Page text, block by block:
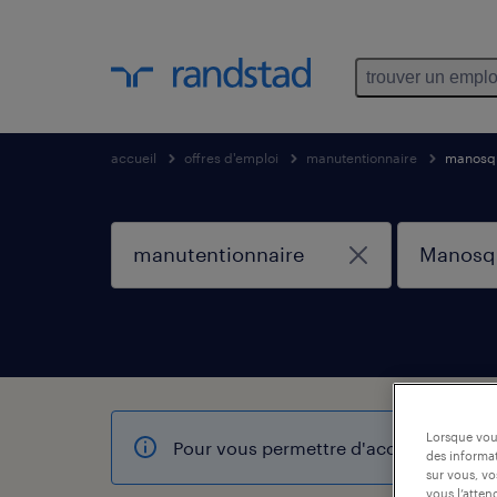
trouver un
accueil offres d'emploi manutentionnaire
Pour vous permettre d'accéder à
Lorsque
des
sur vous,
vous